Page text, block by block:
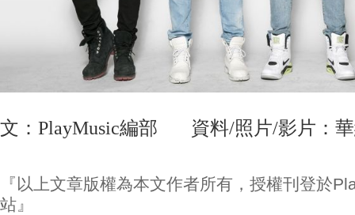
文：PlayMusic編部 資料/照片/影片：
『以上文章版權為本文作者所有，授權刊登於
站』